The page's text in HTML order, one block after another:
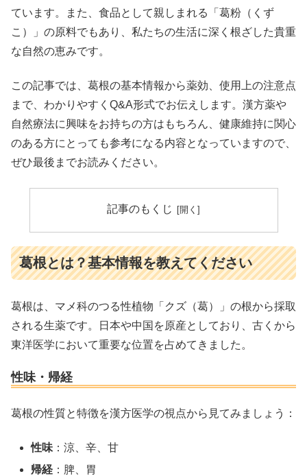
ています。また、食品として親しまれる「葛粉（くず
こ）」の原料でもあり、私たちの生活に深く根ざした貴重
な自然の恵みです。
この記事では、葛根の基本情報から薬効、使用上の注意点
まで、わかりやすくQ&A形式でお伝えします。漢方薬や
自然療法に興味をお持ちの方はもちろん、健康維持に関心
のある方にとっても参考になる内容となっていますので、
ぜひ最後までお読みください。
記事のもくじ
葛根とは？基本情報を教えてください
葛根は、マメ科のつる性植物「クズ（葛）」の根から採取
される生薬です。日本や中国を原産としており、古くから
東洋医学において重要な位置を占めてきました。
性味・帰経
葛根の性質と特徴を漢方医学の視点から見てみましょう：
性味 ：涼、辛、甘
帰経 ：脾、胃